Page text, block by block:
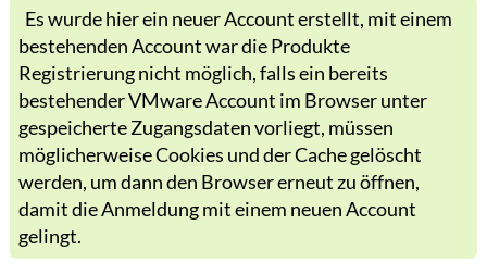
Es wurde hier ein neuer Account erstellt, mit einem
bestehenden Account war die Produkte
Registrierung nicht möglich, falls ein bereits
bestehender VMware Account im Browser unter
gespeicherte Zugangsdaten vorliegt, müssen
möglicherweise Cookies und der Cache gelöscht
werden, um dann den Browser erneut zu öffnen,
damit die Anmeldung mit einem neuen Account
gelingt.